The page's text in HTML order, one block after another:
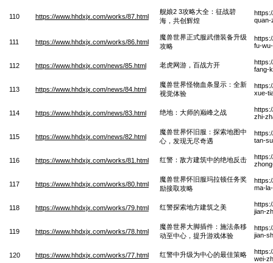
110 https://www.hhdxjx.com/works/87.html
舰娘2 3攻略大全：征战碧
海，共创辉煌
quan-
111 https://www.hhdxjx.com/works/86.html
魔兽世界正式服武僧装备升级
攻略
fu-
112 https://www.hhdxjx.com/news/85.html 老虎网游，百战方开
fang-
113 https://www.hhdxjx.com/news/84.html
魔兽世界怪物血条显示：全新
视觉体验
xue-
114 https://www.hhdxjx.com/news/83.html 绝地：大师的巅峰之战
zhi-
115 https://www.hhdxjx.com/news/82.html
魔兽世界怀旧服：探索地图中
心，发现无尽奇遇
tan-
116 https://www.hhdxjx.com/works/81.html 红警：敌方建筑中的绝地反击
117 https://www.hhdxjx.com/works/80.html
魔兽世界怀旧服玛拉顿任务奖
励接取攻略
ma-
118 https://www.hhdxjx.com/works/79.html 红警探索地方建筑之美
jian-
119 https://www.hhdxjx.com/works/78.html
魔兽世界大脚插件：施法条移
动至中心，提升游戏体验
jian-
120 https://www.hhdxjx.com/works/77.html 红警中升级为中心的最佳策略
wei-